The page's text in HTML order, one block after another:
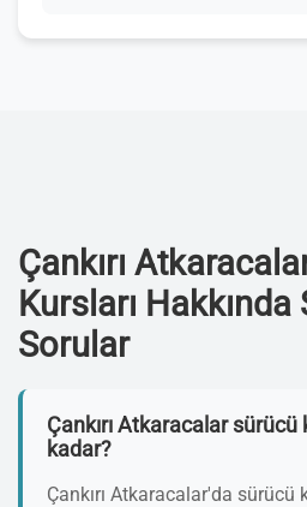
Çankırı
Kursları Hakkında
Sorular
Çankırı Atkaracalar sürücü
kadar?
Çankırı Atkaracalar'da sürücü